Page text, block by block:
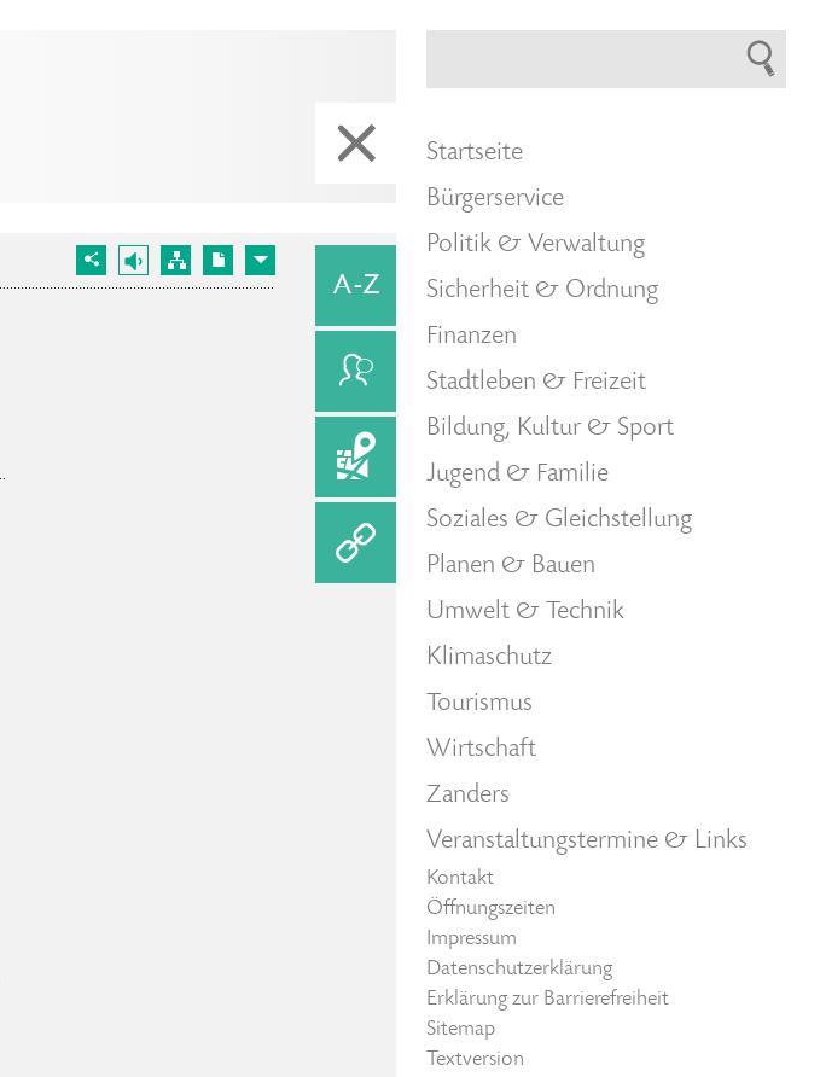
Startseite
Bürgerservice
Politik & Verwaltung
Sicherheit & Ordnung
Finanzen
Stadtleben & Freizeit
Bildung, Kultur & Sport
Jugend & Familie
Soziales & Gleichstellung
Planen & Bauen
Umwelt & Technik
Klimaschutz
Tourismus
Wirtschaft
Zanders
Veranstaltungstermine & Links
Kontakt
Öffnungszeiten
Impressum
Datenschutzerklärung
Erklärung zur Barrierefreiheit
Sitemap
Textversion